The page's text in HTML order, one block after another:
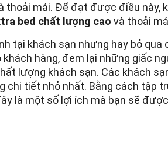
thoải mái. Để đạt được điều này,
bed chất lượng cao và thoải
tại khách sạn nhưng hay bỏ qua
hàng, đem lại những giấc
lượng khách sạn. Các khách
chi tiết nhỏ nhất. Bằng cách tập
là một số lợi ích mà bạn sẽ được